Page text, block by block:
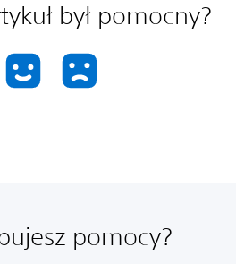
był pomocny?
pomocy?